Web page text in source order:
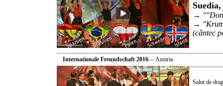
→ ""Don
→
(cântec
Internationale Freundschaft 2016— Austria
Salut de